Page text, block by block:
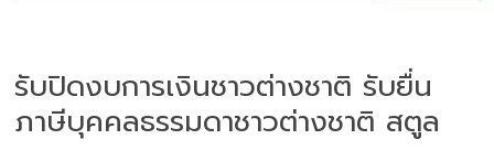
รับปิดงบการเงินชาวต่างชาติ รับยื่น
ภาษีบุคคลธรรมดาชาวต่างชาติ สตูล